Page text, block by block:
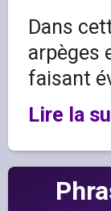
Dans
arpèges
faisant
Lire la